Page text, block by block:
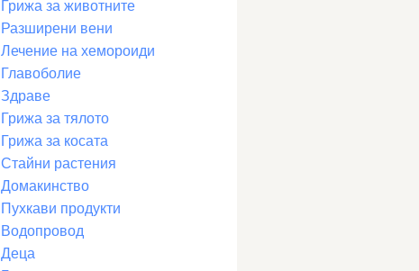
Грижа за животните
Разширени вени
Лечение на хемороиди
Главоболие
Здраве
Грижа за тялото
Грижа за косата
Стайни растения
Домакинство
Пухкави продукти
Водопровод
Деца